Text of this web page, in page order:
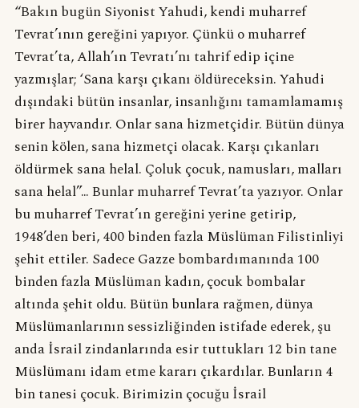
“Bakın bugün Siyonist Yahudi, kendi muharref
Tevrat’ının gereğini yapıyor. Çünkü o muharref
Tevrat’ta, Allah’ın Tevratı’nı tahrif edip içine
yazmışlar; ‘Sana karşı çıkanı öldüreceksin. Yahudi
dışındaki bütün insanlar, insanlığını tamamlamamış
birer hayvandır. Onlar sana hizmetçidir. Bütün dünya
senin kölen, sana hizmetçi olacak. Karşı çıkanları
öldürmek sana helal. Çoluk çocuk, namusları, malları
sana helal”… Bunlar muharref Tevrat’ta yazıyor. Onlar
bu muharref Tevrat’ın gereğini yerine getirip,
1948’den beri, 400 binden fazla Müslüman Filistinliyi
şehit ettiler. Sadece Gazze bombardımanında 100
binden fazla Müslüman kadın, çocuk bombalar
altında şehit oldu. Bütün bunlara rağmen, dünya
Müslümanlarının sessizliğinden istifade ederek, şu
anda İsrail zindanlarında esir tuttukları 12 bin tane
Müslümanı idam etme kararı çıkardılar. Bunların 4
bin tanesi çocuk. Birimizin çocuğu İsrail